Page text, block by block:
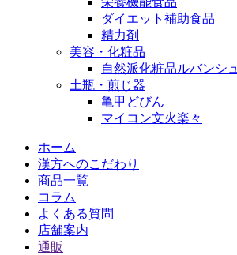
ダイエット補助食品
精力剤
美容・化粧品
自然派化粧品ルバンシュ
土瓶・煎じ器
亀甲どびん
マイコン文火楽々
ホーム
漢方へのこだわり
商品一覧
コラム
よくある質問
店舗案内
通販